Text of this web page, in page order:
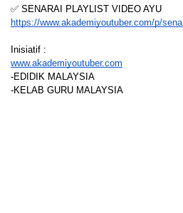
✅ SENARAI PLAYLIST VIDEO AYU
https://www.akademiyoutuber.com/p/
Inisiatif :
www.akademiyoutuber.com
-EDIDIK MALAYSIA
-KELAB GURU MALAYSIA